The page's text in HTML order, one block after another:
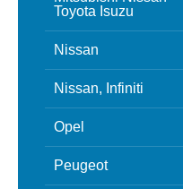
Toyota Isuzu
Nissan
Nissan, Infiniti
Opel
Peugeot